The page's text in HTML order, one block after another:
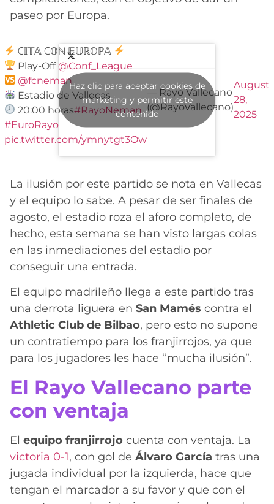
paseo por Europa.
ℂ𝕀𝕋𝔸 ℂ𝕆ℕ 𝔼𝕌ℝ𝕆ℙ𝔸
Play-Off@Conf_League
@fcneman
Estadio de Vallecas
20:00 horas#RayoNeman
#EuroRayo
pic.twitter.com/ymnytgt3Ow
— Rayo Vallecano
(@RayoVallecano)
August
28,
2025
Haz clic para aceptar cookies de
marketing y permitir este
contenido
La ilusión por este partido se nota en Vallecas
y el equipo lo sabe. A pesar de ser finales de
agosto, el estadio roza el aforo completo, de
hecho, esta semana se han visto largas colas
en las inmediaciones del estadio por
conseguir una entrada.
El equipo madrileño llega a este partido tras
una derrota liguera en San Mamés contra el
Athletic Club de Bilbao, pero esto no supone
un contratiempo para los franjirrojos, ya que
para los jugadores les hace “mucha ilusión”.
El Rayo Vallecano parte
con ventaja
El equipo franjirrojo cuenta con ventaja. La
victoria 0-1, con gol de Álvaro García tras una
jugada individual por la izquierda, hace que
tengan el marcador a su favor y que con el